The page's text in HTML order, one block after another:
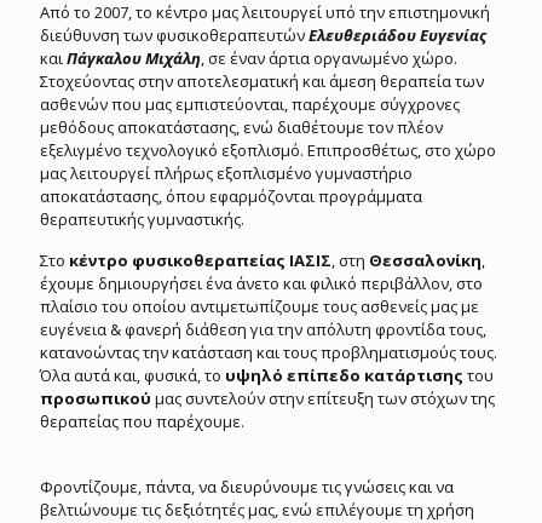
Από το 2007, το κέντρο μας λειτουργεί υπό την επιστημονική
διεύθυνση των φυσικοθεραπευτώνΕλευθεριάδου Ευγενίας
καιΠάγκαλου Μιχάλη, σε έναν άρτια οργανωμένο χώρο.
Στοχεύοντας στην αποτελεσματική και άμεση θεραπεία των
ασθενών που μας εμπιστεύονται, παρέχουμε σύγχρονες
μεθόδους αποκατάστασης, ενώ διαθέτουμε τον πλέον
εξελιγμένο τεχνολογικό εξοπλισμό. Επιπροσθέτως, στο χώρο
μας λειτουργεί πλήρως εξοπλισμένο γυμναστήριο
αποκατάστασης, όπου εφαρμόζονται προγράμματα
θεραπευτικής γυμναστικής.
Στο κέντρο φυσικοθεραπείας ΙΑΣΙΣ, στη Θεσσαλονίκη,
έχουμε δημιουργήσει ένα άνετο και φιλικό περιβάλλον, στο
πλαίσιο του οποίου αντιμετωπίζουμε τους ασθενείς μας με
ευγένεια & φανερή διάθεση για την απόλυτη φροντίδα τους,
κατανοώντας την κατάσταση και τους προβληματισμούς τους.
Όλα αυτά και, φυσικά, το υψηλό επίπεδο κατάρτισης του
προσωπικού μας συντελούν στην επίτευξη των στόχων της
θεραπείας που παρέχουμε.
Φροντίζουμε, πάντα, να διευρύνουμε τις γνώσεις και να
βελτιώνουμε τις δεξιότητές μας, ενώ επιλέγουμε τη χρήση